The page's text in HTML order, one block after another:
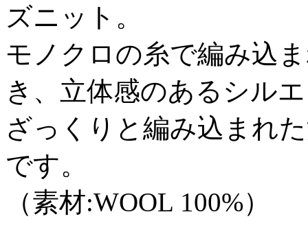
ズニット。
モノクロの糸で編み込
き、立体感のあるシル
ざっくりと編み込まれ
です。
（素材:WOOL 100%）